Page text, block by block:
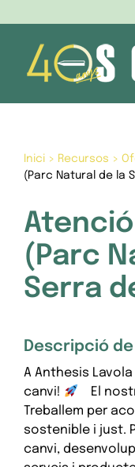
content
Inici> Recursos >
(Parc Natural de la
(Parc
Serra
Descripció
A Anthesis
canvi!
El
Treballem per
sostenible i just.
canvi,